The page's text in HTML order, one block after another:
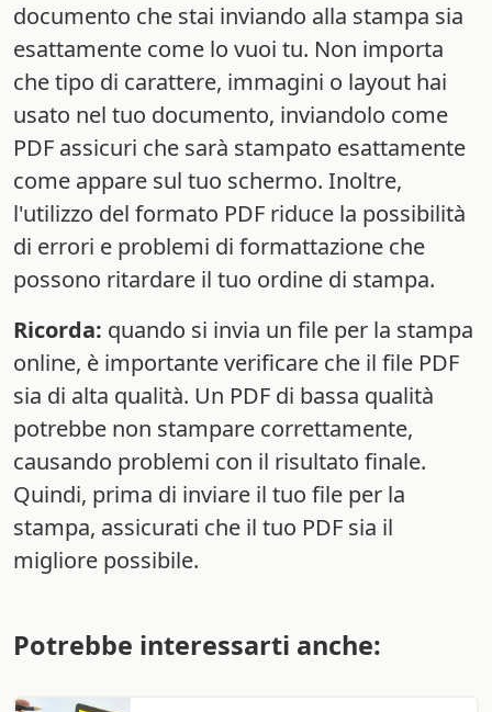
documento che stai inviando alla stampa sia
esattamente come lo vuoi tu. Non importa
che tipo di carattere, immagini o layout hai
usato nel tuo documento, inviandolo come
PDF assicuri che sarà stampato esattamente
come appare sul tuo schermo. Inoltre,
l'utilizzo del formato PDF riduce la possibilità
di errori e problemi di formattazione che
possono ritardare il tuo ordine di stampa.
Ricorda: quando si invia un file per la stampa
online, è importante verificare che il file PDF
sia di alta qualità. Un PDF di bassa qualità
potrebbe non stampare correttamente,
causando problemi con il risultato finale.
Quindi, prima di inviare il tuo file per la
stampa, assicurati che il tuo PDF sia il
migliore possibile.
Potrebbe interessarti anche: